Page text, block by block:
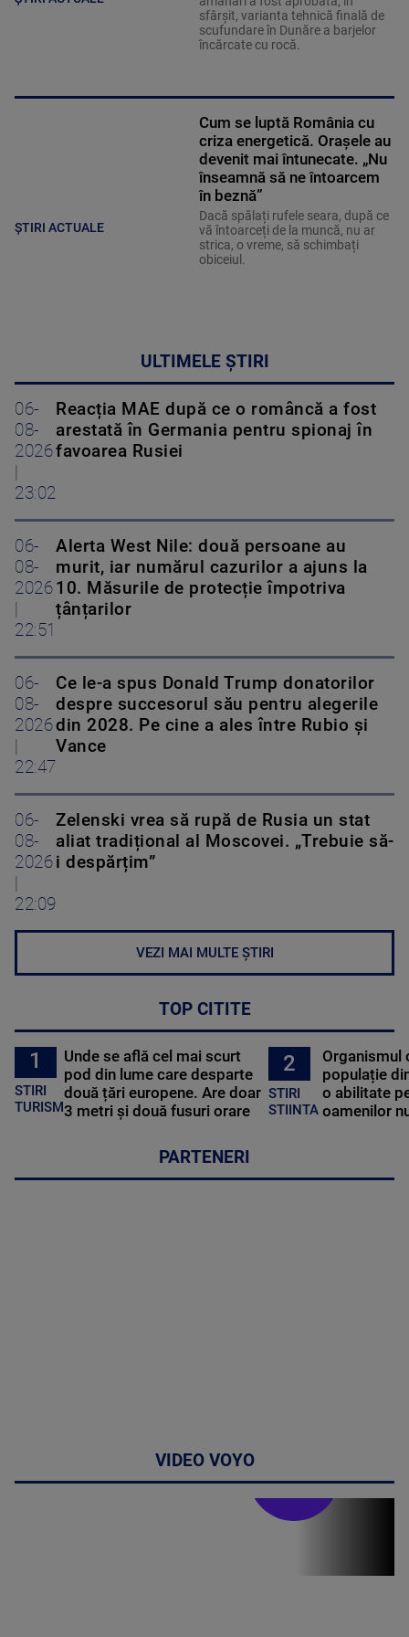
sfârșit, varianta tehnică finală de
scufundare în Dunăre a barjelor
încărcate cu rocă.
ȘTIRI ACTUALE
Cum se luptă România cu
criza energetică. Orașele au
devenit mai întunecate. „Nu
înseamnă să ne întoarcem
în beznă”
Dacă spălați rufele seara, după ce
vă întoarceți de la muncă, nu ar
strica, o vreme, să schimbați
obiceiul.
ULTIMELE ȘTIRI
06-
08-
2026
|
23:02
Reacția MAE după ce o româncă a fost
arestată în Germania pentru spionaj în
favoarea Rusiei
06-
08-
2026
|
22:51
Alerta West Nile: două persoane au
murit, iar numărul cazurilor a ajuns la
10. Măsurile de protecție împotriva
țânțarilor
06-
08-
2026
|
22:47
Ce le-a spus Donald Trump donatorilor
despre succesorul său pentru alegerile
din 2028. Pe cine a ales între Rubio și
Vance
06-
08-
2026
|
22:09
Zelenski vrea să rupă de Rusia un stat
aliat tradițional al Moscovei. „Trebuie să-
i despărțim”
VEZI MAI MULTE ȘTIRI
TOP CITITE
1
STIRI
TURISM
Unde se află cel mai scurt
pod din lume care desparte
două țări europene. Are doar
3 metri și două fusuri orare
2
STIRI
STIINTA
Organismul
populație
o abilitate
oamenilor
PARTENERI
VIDEO VOYO
Stirile PRO TV